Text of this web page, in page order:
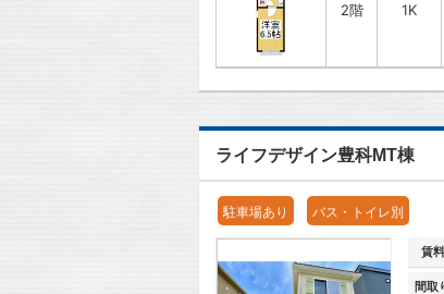
2階 1K
ライフデザイン豊科MT棟
駐車場あり バス・トイレ別
賃料
間取